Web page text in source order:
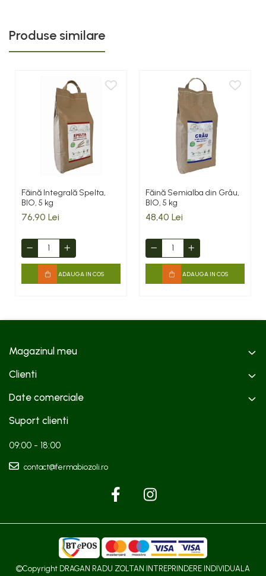
Produse similare
Făină Integrală Spelta,
BIO, 5 kg
76,90 Lei
ADAUGA IN COS
Făină Semialba din Grâu,
BIO, 5 kg
48,40 Lei
ADAUGA IN COS
Magazinul meu
Clienti
Date comerciale
Suport clienti
09:00 - 18:00
contact@fermabiozoli.ro
©Copyright DRAGAN RADU ZOLTAN INTREPRINDERE INDIVIDUALA